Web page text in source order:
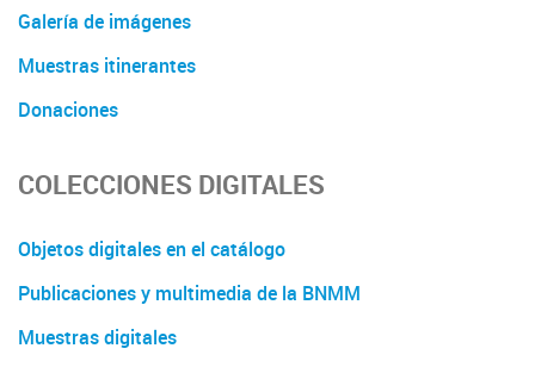
Galería de imágenes
Muestras itinerantes
Donaciones
COLECCIONES DIGITALES
Objetos digitales en el catálogo
Publicaciones y multimedia de la BNMM
Muestras digitales